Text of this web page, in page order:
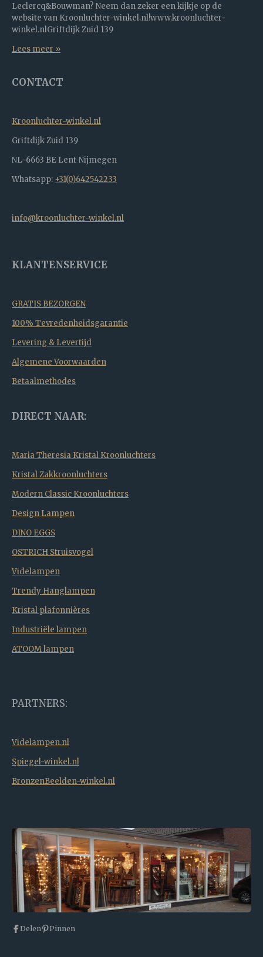
Leclercq&Bouwman? Neem dan zeker een kijkje op de
website van Kroonluchter-winkel.nl!www.kroonluchter-
winkel.nlGriftdijk Zuid 139
Lees meer »
CONTACT
Kroonluchter-winkel.nl
Griftdijk Zuid 139
NL-6663 BE Lent-Nijmegen
Whatsapp: +31(0)642542233
info@kroonluchter-winkel.nl
KLANTENSERVICE
GRATIS BEZORGEN
100% Tevredenheidsgarantie
Levering & Levertijd
Algemene Voorwaarden
Betaalmethodes
DIRECT NAAR:
Maria Theresia Kristal Kroonluchters
Kristal Zakkroonluchters
Modern Classic Kroonluchters
Design Lampen
DINO EGGS
OSTRICH Struisvogel
Videlampen
Trendy Hanglampen
Kristal plafonnières
Industriële lampen
ATOOM lampen
PARTNERS:
Videlampen.nl
Spiegel-winkel.nl
BronzenBeelden-winkel.nl
Delen Pinnen